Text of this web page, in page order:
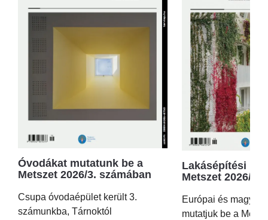
Óvodákat mutatunk be a
Metszet 2026/3. számában
Csupa óvodaépület került 3.
számunkba, Tárnoktól
Lakásépítési
Metszet 2026/2.
Európai és magyar
mutatjuk be a